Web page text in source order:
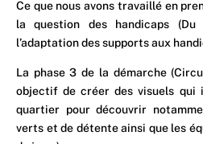
Ce que nous avons travaillé en
la question des handicaps
l’adaptation des supports aux
La phase 3 de la démarche
objectif de créer des visuels
quartier pour découvrir
verts et de détente ainsi que les